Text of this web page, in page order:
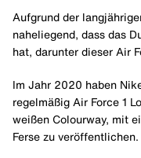
Aufgrund der
naheliegend, dass das
hat, darunter dieser Air
Im Jahr 2020 haben
regelmäßig Air Force 1
weißen Colourway, mit
Ferse zu veröffentlichen.